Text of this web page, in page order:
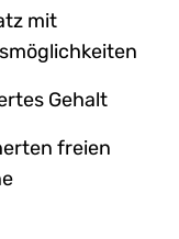
mit
Gehalt
freien